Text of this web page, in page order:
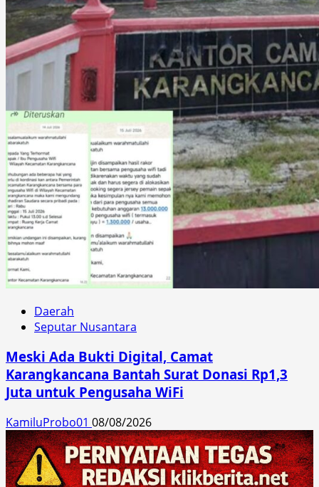
Daerah
Seputar Nusantara
Meski Ada Bukti Digital, Camat
Karangkancana Bantah Surat Donasi Rp1,3
Juta untuk Pengusaha WiFi
KamiluProbo01 08/08/2026